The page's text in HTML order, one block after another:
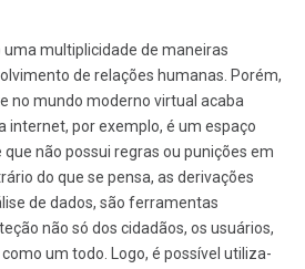
multiplicidade de maneiras
de relações humanas. Porém,
no mundo moderno virtual acaba
internet, por exemplo, é um espaço
não possui regras ou punições em
do que se pensa, as derivações
de dados, são ferramentas
não só dos cidadãos, os usuários,
um todo. Logo, é possível utiliza-